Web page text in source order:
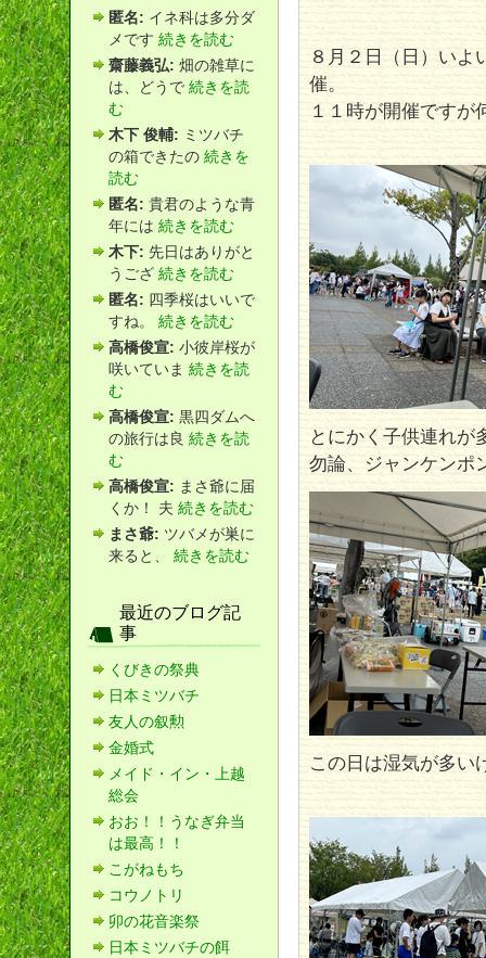
８月２日（日）いよ
催。
１１時が開催ですが
とにかく子供連れが
勿論、ジャンケンポ
この日は湿気が多い
匿名: イネ科は多分ダ
メです 続きを読む
齋藤義弘: 畑の雑草に
は、どうで 続きを読
む
木下 俊輔: ミツバチ
の箱できたの 続きを
読む
匿名: 貴君のような青
年には 続きを読む
木下: 先日はありがと
うござ 続きを読む
匿名: 四季桜はいいで
すね。 続きを読む
高橋俊宣: 小彼岸桜が
咲いていま 続きを読
む
高橋俊宣: 黒四ダムへ
の旅行は良 続きを読
む
高橋俊宣: まさ爺に届
くか！ 夫 続きを読む
まさ爺: ツバメが巣に
来ると、 続きを読む
最近のブログ記
事
くびきの祭典
日本ミツバチ
友人の叙勲
金婚式
メイド・イン・上越
総会
おお！！うなぎ弁当
は最高！！
こがねもち
コウノトリ
卯の花音楽祭
日本ミツバチの餌